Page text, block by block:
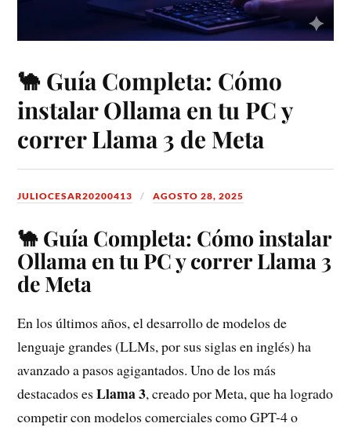
🐪 Guía Completa: Cómo
instalar Ollama en tu PC y
correr Llama 3 de Meta
JULIOCESAR20200413 AGOSTO 28, 2025
🐪 Guía Completa: Cómo instalar
Ollama en tu PC y correr Llama 3
de Meta
En los últimos años, el desarrollo de modelos de
lenguaje grandes (LLMs, por sus siglas en inglés) ha
avanzado a pasos agigantados. Uno de los más
destacados esLlama 3, creado por Meta, que ha logrado
competir con modelos comerciales como GPT-4 o